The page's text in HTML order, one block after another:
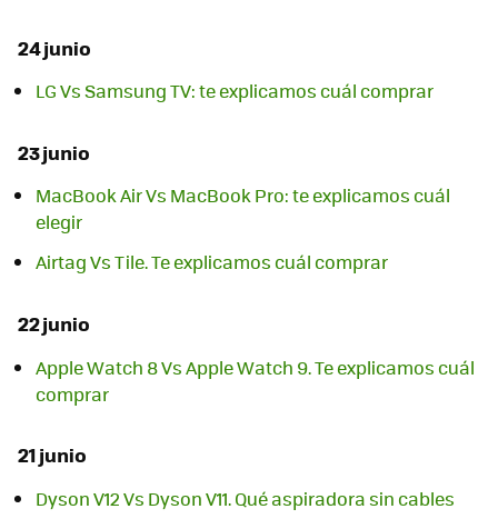
24 junio
LG Vs Samsung TV: te explicamos cuál comprar
23 junio
MacBook Air Vs MacBook Pro: te explicamos cuál
elegir
Airtag Vs Tile. Te explicamos cuál comprar
22 junio
Apple Watch 8 Vs Apple Watch 9. Te explicamos cuál
comprar
21 junio
Dyson V12 Vs Dyson V11. Qué aspiradora sin cables